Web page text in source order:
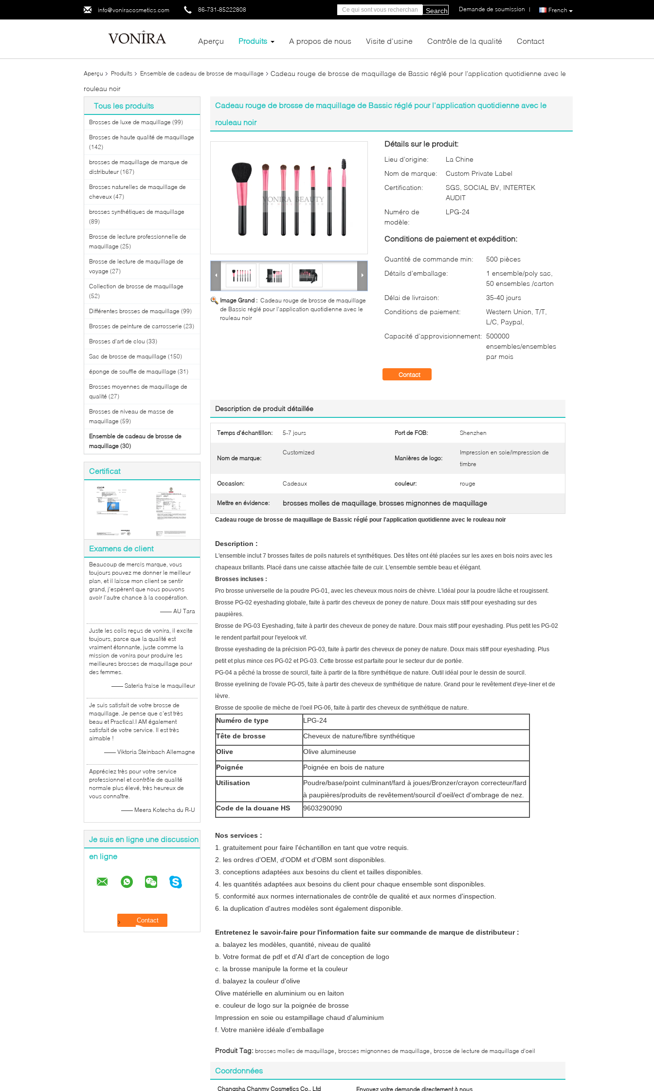
info@voniracosmetics.com 86-731-85222808 French
Demande de soumission |
Search
Aperçu Produits A propos de nous Visite d'usine Contrôle de la qualité Contact
Aperçu Produits Ensemble de cadeau de brosse de maquillage
Cadeau rouge de brosse de maquillage de Bassic réglé pour l'application quotidienne avec le
rouleau noir
Tous les produits
Brosses de luxe de maquillage (99)
Brosses de haute qualité de maquillage
(142)
brosses de maquillage de marque de
distributeur (167)
Brosses naturelles de maquillage de
cheveux (47)
brosses synthétiques de maquillage
(89)
Brosse de lecture professionnelle de
maquillage (25)
Brosse de lecture de maquillage de
voyage (27)
Collection de brosse de maquillage
(52)
Différentes brosses de maquillage (99)
Brosses de peinture de carrosserie (23)
Brosses d'art de clou (33)
Sac de brosse de maquillage (150)
éponge de souffle de maquillage (31)
Brosses moyennes de maquillage de
qualité (27)
Brosses de niveau de masse de
maquillage (59)
Ensemble de cadeau de brosse de
maquillage (30)
Certificat
Examens de client
Beaucoup de mercis marque, vous
toujours pouvez me donner le meilleur
plan, et il laisse mon client se sentir
grand, j'espèrent que nous pouvons
avoir l'autre chance à la coopération.
—— AU Tara
Juste les colis reçus de vonira, il excite
toujours, parce que la qualité est
vraiment étonnante, juste comme la
mission de vonira pour produire les
meilleures brosses de maquillage pour
des femmes.
—— Sateria fraise le maquilleur
Je suis satisfait de votre brosse de
maquillage. Je pense que c'est très
beau et Practical.I AM également
satisfait de votre service. Il est très
aimable !
—— Viktoria Steinbach Allemagne
Appréciez très pour votre service
professionnel et contrôle de qualité
normale plus élevé, très heureux de
vous connaître.
—— Meera Kotecha du R-U
Je suis en ligne une discussion
en ligne
Cadeau rouge de brosse de maquillage de Bassic réglé pour l'application quotidienne avec le
rouleau noir
Image Grand : Cadeau rouge de brosse de maquillage
de Bassic réglé pour l'application quotidienne avec le
rouleau noir
Détails sur le produit:
Lieu d'origine:
La Chine
Nom de marque:
Custom Private Label
Certification:
SGS, SOCIAL BV, INTERTEK
AUDIT
Numéro de
modèle:
LPG-24
Conditions de paiement et expédition:
Quantité de commande min:
500 pièces
Détails d'emballage:
1 ensemble/poly sac,
50 ensembles /carton
Délai de livraison:
35-40 jours
Conditions de paiement:
Western Union, T/T,
L/C, Paypal,
Capacité d'approvisionnement: 500000
ensembles/ensembles
par mois
Contact
Description de produit détaillée
Temps d'échantillon: 5-7 jours Port de FOB: Shenzhen
Nom de marque:
Customized
Manières de logo:
Impression en soie/impression de
timbre
Occasion: Cadeaux couleur: rouge
Mettre en évidence: brosses molles de maquillage, brosses mignonnes de maquillage
Cadeau rouge de brosse de maquillage de Bassic réglé pour l'application quotidienne avec le rouleau noir
Description :
L'ensemble inclut 7 brosses faites de poils naturels et synthétiques. Des têtes ont été placées sur les axes en bois noirs avec les
chapeaux brillants. Placé dans une caisse attachée faite de cuir. L'ensemble semble beau et élégant.
Brosses incluses :
Pro brosse universelle de la poudre PG-01, avec les cheveux mous noirs de chèvre. L'idéal pour la poudre lâche et rougissent.
Brosse PG-02 eyeshading globale, faite à partir des cheveux de poney de nature. Doux mais stiff pour eyeshading sur des
paupières.
Brosse de PG-03 Eyeshading, faite à partir des cheveux de poney de nature. Doux mais stiff pour eyeshading. Plus petit les PG-02
le rendent parfait pour l'eyelook vif.
Brosse eyeshading de la précision PG-03, faite à partir des cheveux de poney de nature. Doux mais stiff pour eyeshading. Plus
petit et plus mince ces PG-02 et PG-03. Cette brosse est parfaite pour le secteur dur de portée.
PG-04 a pêché la brosse de sourcil, faite à partir de la fibre synthétique de nature. Outil idéal pour le dessin de sourcil.
Brosse eyelining de l'ovale PG-05, faite à partir des cheveux de synthétique de nature. Grand pour le revêtement d'eye-liner et de
lèvre.
Brosse de spoolie de mèche de l'oeil PG-06, faite à partir des cheveux de synthétique de nature.
Numéro de type
LPG-24
Tête de brosse
Cheveux de nature/fibre synthétique
Olive
Olive alumineuse
Poignée
Poignée en bois de nature
Utilisation
Poudre/base/point culminant/fard à joues/Bronzer/crayon correcteur/fard
à paupières/produits de revêtement/sourcil d'oeil/ect d'ombrage de nez.
Code de la douane HS
9603290090
Nos services :
1. gratuitement pour faire l'échantillon en tant que votre requis.
2. les ordres d'OEM, d'ODM et d'OBM sont disponibles.
3. conceptions adaptées aux besoins du client et tailles disponibles.
4. les quantités adaptées aux besoins du client pour chaque ensemble sont disponibles.
5. conformité aux normes internationales de contrôle de qualité et aux normes d'inspection.
6. la duplication d'autres modèles sont également disponible.
Entretenez le savoir-faire pour l'information faite sur commande de marque de distributeur :
a. balayez les modèles, quantité, niveau de qualité
b. Votre format de pdf et d'AI d'art de conception de logo
c. la brosse manipule la forme et la couleur
d. balayez la couleur d'olive
Olive matérielle en aluminium ou en laiton
e. couleur de logo sur la poignée de brosse
Impression en soie ou estampillage chaud d'aluminium
f. Votre manière idéale d'emballage
Produit Tag: brosses molles de maquillage brosses mignonnes de maquillage brosse de lecture de maquillage d'oeil
Coordonnées
Changsha Chanmy Cosmetics Co., Ltd Envoyez votre demande directement à nous